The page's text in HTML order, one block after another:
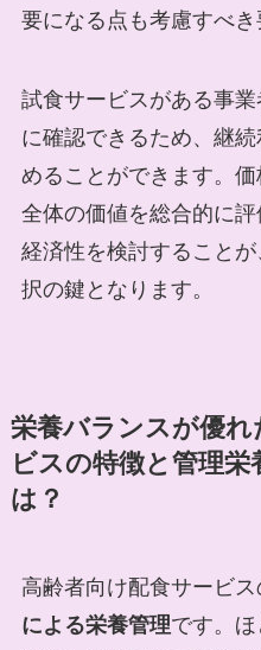
要になる点も考慮すべき
試食サービスがある事
に確認できるため、継
めることができます。
全体の価値を総合的に
経済性を検討すること
択の鍵となります。
栄養バランスが優れ
ビスの特徴と管理栄
は？
高齢者向け配食サービス
による栄養管理です。